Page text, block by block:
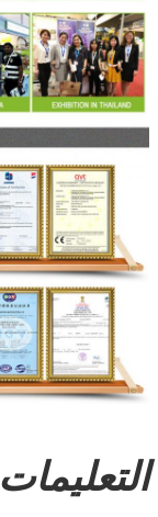
التعليمات